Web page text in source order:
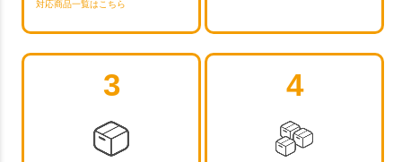
対応商品一覧はこちら
3 4